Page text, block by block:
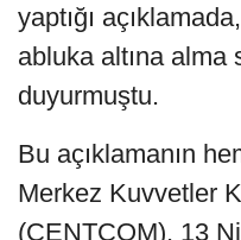
yaptığı
abluka altına alma
duyurmuştu.
Bu açıklamanın
Merkez Kuvvetler
(CENTCOM), 13